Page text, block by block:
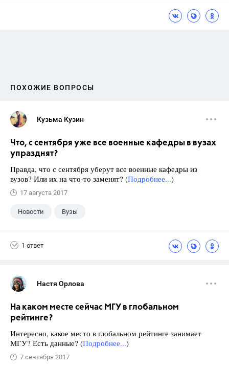
ПОХОЖИЕ ВОПРОСЫ
Кузьма Кузин
Что, с сентября уже все военные кафедры в вузах
упразднят?
Правда, что с сентября уберут все военные кафедры из
вузов? Или их на что-то заменят? (Подробнее...)
17 августа 2017
Новости Вузы
1 ответ
Настя Орлова
На каком месте сейчас МГУ в глобальном
рейтинге?
Интересно, какое место в глобальном рейтинге занимает
МГУ? Есть данные? (Подробнее...)
7 сентября 2017